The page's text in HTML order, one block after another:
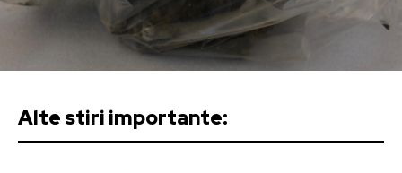
Alte stiri importante: